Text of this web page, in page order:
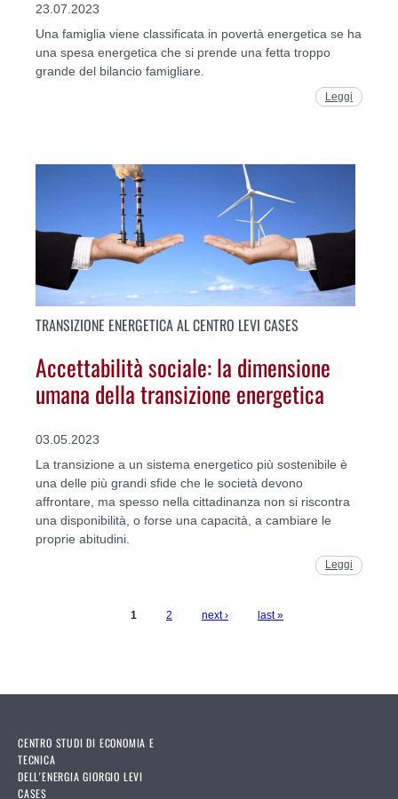
23.07.2023
Una famiglia viene classificata in povertà energetica se ha
una spesa energetica che si prende una fetta troppo
grande del bilancio famigliare.
Leggi
TRANSIZIONE ENERGETICA AL CENTRO LEVI CASES
Accettabilità sociale: la dimensione
umana della transizione energetica
03.05.2023
La transizione a un sistema energetico più sostenibile è
una delle più grandi sfide che le società devono
affrontare, ma spesso nella cittadinanza non si riscontra
una disponibilità, o forse una capacità, a cambiare le
proprie abitudini.
Leggi
1 2 next › last »
CENTRO STUDI DI ECONOMIA E
TECNICA
DELL'ENERGIA GIORGIO LEVI
CASES